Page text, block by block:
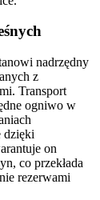
nadrzędny
z
Transport
ogniwo w
dzięki
on
co przekłada
rezerwami